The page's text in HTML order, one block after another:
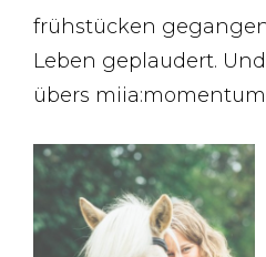
frühstücken
Leben geplaudert.
übers miia:momentum